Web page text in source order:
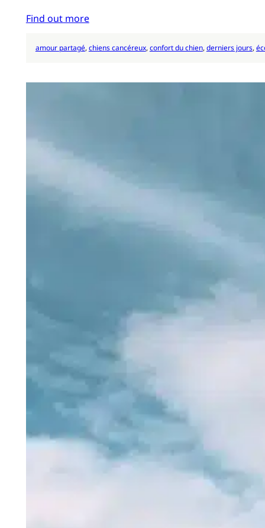
Find out more
amour partagé, chiens cancéreux, confort du chien, derniers jours,